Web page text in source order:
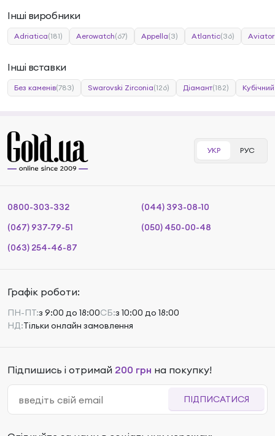
Інші виробники
Adriatica(181) Aerowatch(67) Appella(3) Atlantic(36) Aviator
Інші вставки
Без каменів(783) Swarovski Zirconia(126) Діамант(182)
УКР РУС
0800-303-332
(044) 393-08-10
(067) 937-79-51
(050) 450-00-48
(063) 254-46-87
Графік роботи:
ПН-ПТ:з 9:00 до 18:00СБ:з 10:00 до 18:00
НД:Тільки онлайн замовлення
Підпишись і отримай 200 грн на покупку!
ПІДПИСАТИСЯ